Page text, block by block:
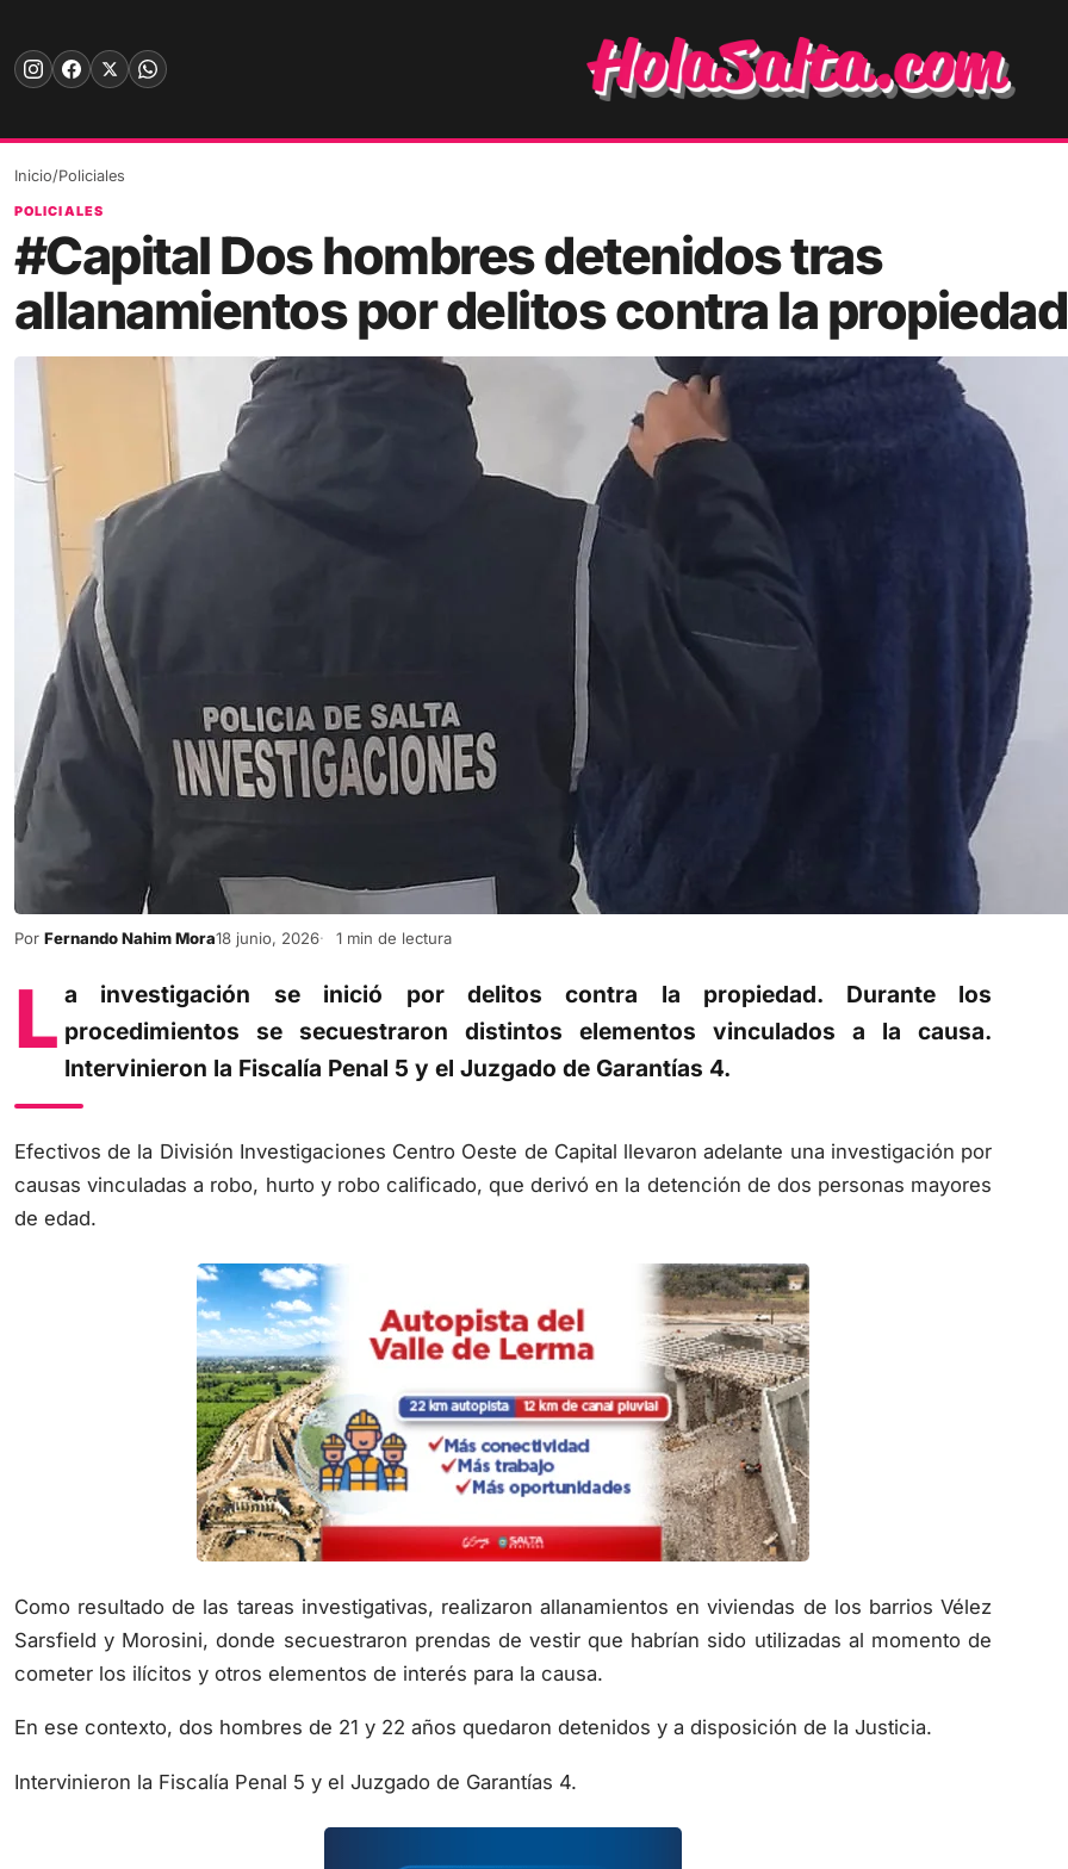
content
Inicio/Policiales
POLICIALES
#Capital Dos hombres detenidos tras
allanamientos por delitos contra la propiedad
Por Fernando Nahim Mora18 junio, 2026 1 min de lectura
L a investigación se inició por delitos contra la propiedad. Durante los
procedimientos se secuestraron distintos elementos vinculados a la causa.
Intervinieron la Fiscalía Penal 5 y el Juzgado de Garantías 4.
Efectivos de la División Investigaciones Centro Oeste de Capital llevaron adelante una investigación por
causas vinculadas a robo, hurto y robo calificado, que derivó en la detención de dos personas mayores
de edad.
Como resultado de las tareas investigativas, realizaron allanamientos en viviendas de los barrios Vélez
Sarsfield y Morosini, donde secuestraron prendas de vestir que habrían sido utilizadas al momento de
cometer los ilícitos y otros elementos de interés para la causa.
En ese contexto, dos hombres de 21 y 22 años quedaron detenidos y a disposición de la Justicia.
Intervinieron la Fiscalía Penal 5 y el Juzgado de Garantías 4.